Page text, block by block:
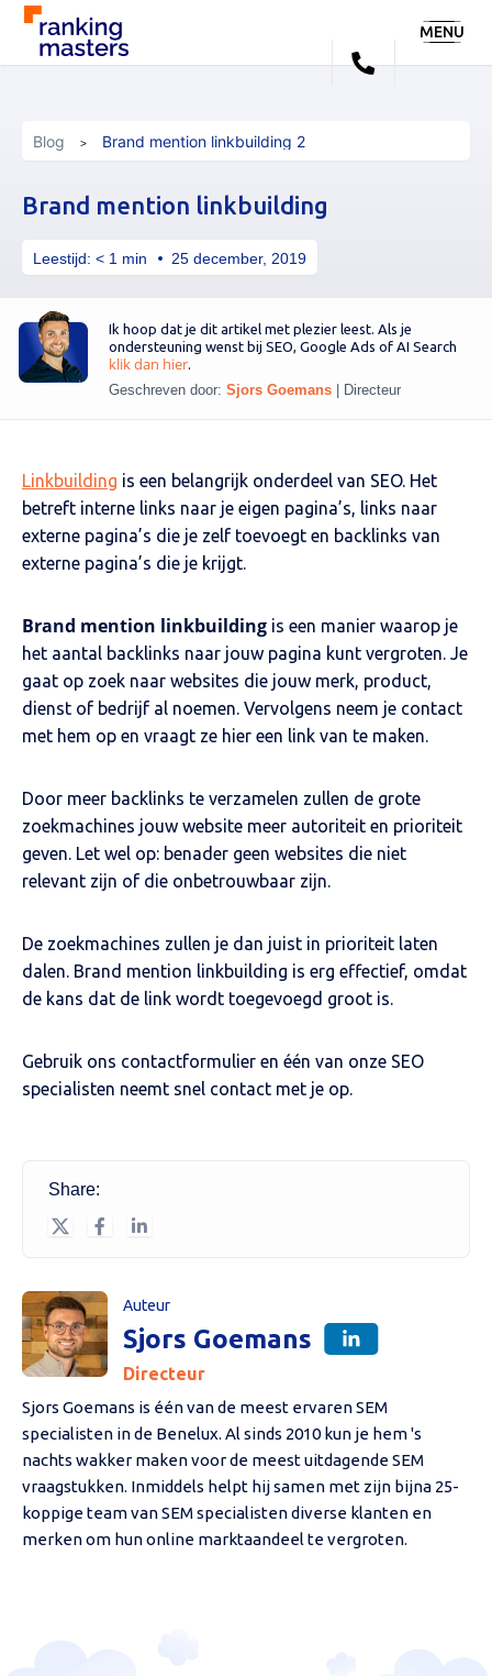
MENU
Blog Brand mention linkbuilding 2
Leestijd: < 1 min 25 december, 2019
Brand mention linkbuilding
Ik hoop dat je dit artikel met plezier leest. Als je
ondersteuning wenst bij SEO, Google Ads of AI Search
klik dan hier
Geschreven door: Sjors Goemans | Directeur
Linkbuilding is een belangrijk onderdeel van SEO. Het
betreft interne links naar je eigen pagina’s, links naar
externe pagina’s die je zelf toevoegt en backlinks van
externe pagina’s die je krijgt.
Brand mention linkbuilding is een manier waarop je
het aantal backlinks naar jouw pagina kunt vergroten. Je
gaat op zoek naar websites die jouw merk, product,
dienst of bedrijf al noemen. Vervolgens neem je contact
met hem op en vraagt ze hier een link van te maken.
Door meer backlinks te verzamelen zullen de grote
zoekmachines jouw website meer autoriteit en prioriteit
geven. Let wel op: benader geen websites die niet
relevant zijn of die onbetrouwbaar zijn.
De zoekmachines zullen je dan juist in prioriteit laten
dalen. Brand mention linkbuilding is erg effectief, omdat
de kans dat de link wordt toegevoegd groot is.
Gebruik ons contactformulier en één van onze SEO
specialisten neemt snel contact met je op.
Share:
Auteur
Sjors Goemans
Directeur
Sjors Goemans is één van de meest ervaren SEM
specialisten in de Benelux. Al sinds 2010 kun je hem 's
nachts wakker maken voor de meest uitdagende SEM
vraagstukken. Inmiddels helpt hij samen met zijn bijna 25-
koppige team van SEM specialisten diverse klanten en
merken om hun online marktaandeel te vergroten.